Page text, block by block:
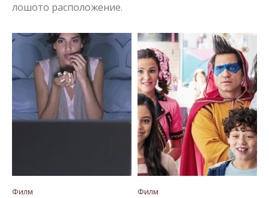
лошото расположение.
Филм Филм